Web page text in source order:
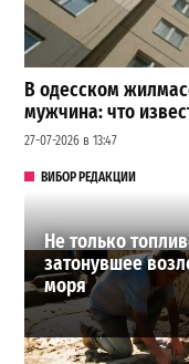
В одесском
мужчина: что
27-07-2026 в 13:47
ВИБОР РЕДАКЦИИ
Не только
затонувшее
моря